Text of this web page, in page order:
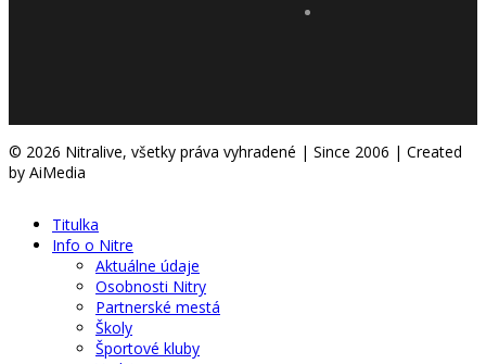
© 2026 Nitralive, všetky práva vyhradené | Since 2006 | Created
by AiMedia
Titulka
Info o Nitre
Aktuálne údaje
Osobnosti Nitry
Partnerské mestá
Školy
Športové kluby